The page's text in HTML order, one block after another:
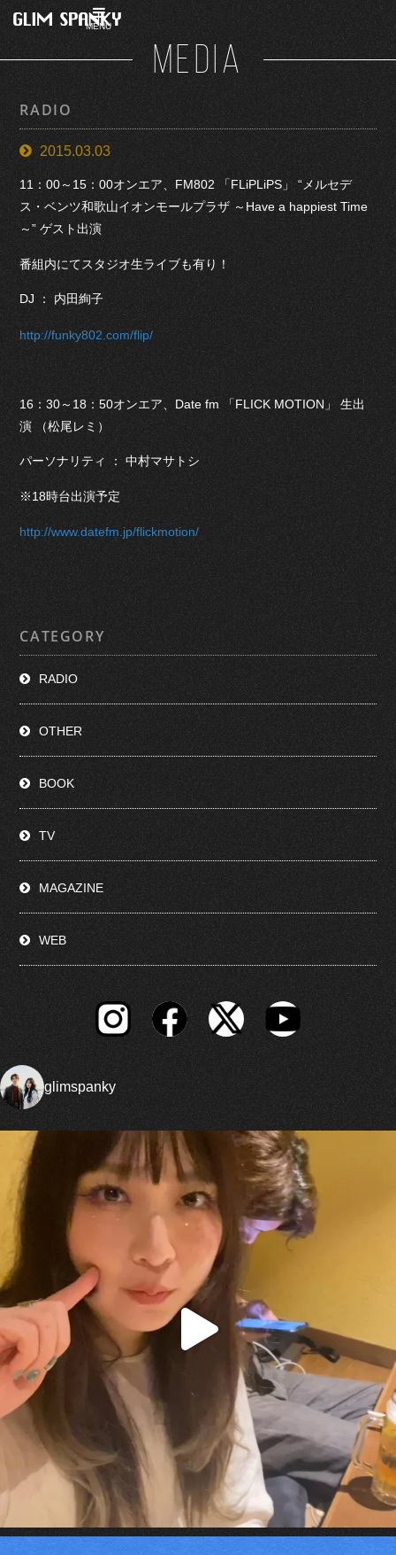
MENU
MEDIA
RADIO
2015.03.03
11：00～15：00オンエア、FM802 「FLiPLiPS」 “メルセデ
ス・ベンツ和歌山イオンモールプラザ ～Have a happiest Time
～” ゲスト出演
番組内にてスタジオ生ライブも有り！
DJ ： 内田絢子
http://funky802.com/flip/
16：30～18：50オンエア、Date fm 「FLICK MOTION」 生出
演 （松尾レミ）
パーソナリティ ： 中村マサトシ
※18時台出演予定
http://www.datefm.jp/flickmotion/
CATEGORY
RADIO
OTHER
BOOK
TV
MAGAZINE
WEB
glimspanky